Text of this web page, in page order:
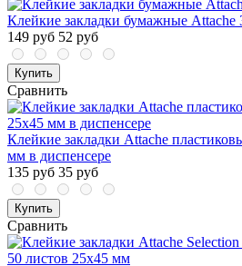
Клейкие закладки бумажные
149 руб 52 руб
Купить
Сравнить
Клейкие закладки Attache
мм в диспенсере
135 руб 35 руб
Купить
Сравнить